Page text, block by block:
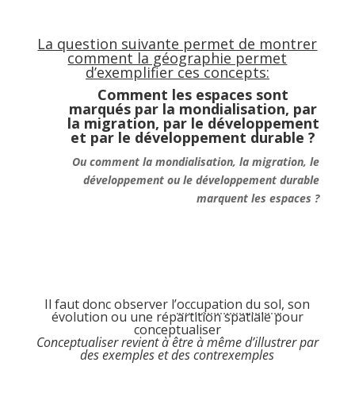
La question suivante permet de montrer
comment la géographie permet
d’exemplifier ces concepts:
Comment les espaces sont
marqués par la mondialisation, par
la migration, par le développement
et par le développement durable ?
Ou comment la mondialisation, la migration, le
développement ou le développement durable
marquent les espaces ?
Il faut donc observer l’occupation du sol, son
évolution ou une répartition spatiale pour
conceptualiser
Conceptualiser revient à être à même d’illustrer par
des exemples et des contrexemples